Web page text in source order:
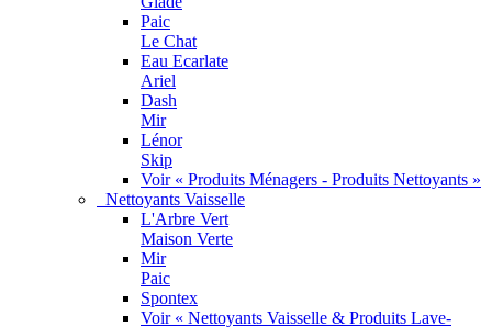
Paic
Le Chat
Eau Ecarlate
Ariel
Dash
Mir
Lénor
Skip
Voir « Produits Ménagers - Produits Nettoyants »
Nettoyants Vaisselle
L'Arbre Vert
Maison Verte
Mir
Paic
Spontex
Voir « Nettoyants Vaisselle & Produits Lave-